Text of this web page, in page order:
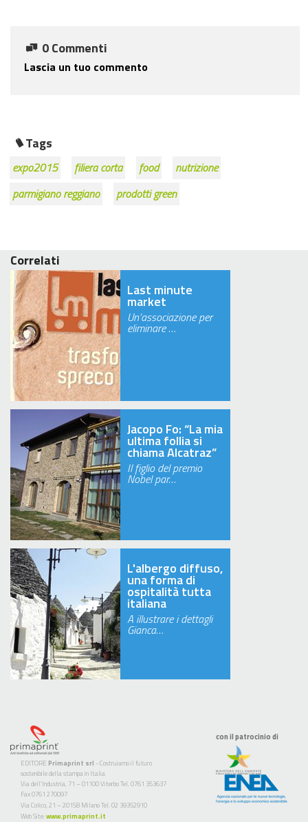
0 Commenti
Lascia un tuo commento
Tags
expo2015 filiera corta food
nutrizione
parmigiano reggiano
prodotti green
Correlati
Last minute
market
Un’associazione per
eliminare …
Jacopo Fo: “La mia
ultima follia si
chiama Alcatraz”
Il figlio del premio
Nobel par…
L'albergo diffuso,
una forma di
ospitalità tutta
italiana
A illustrare i dettagli
Gianca…
EDITORE Primaprint srl - Costruiamo il futuro
sostenibile della stampa in Italia
Via dell’Industria, 71 – 01100 Viterbo Tel. 0761 353637
Fax 0761 270097
Via Colico, 21 – 20158 Milano Tel. 02 39352910
Web Site: www.primaprint.it
con il patrocinio di